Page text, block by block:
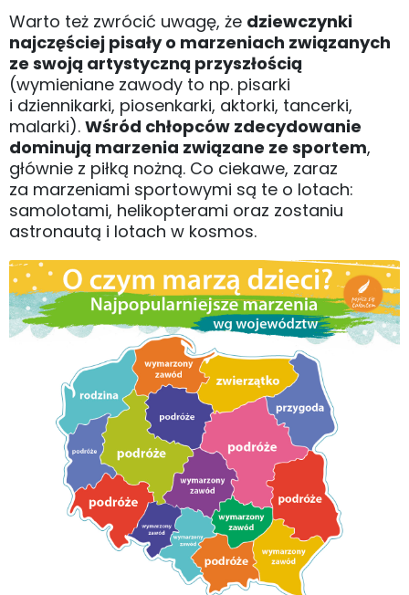
Warto też zwrócić uwagę, że dziewczynki
najczęściej pisały o marzeniach związanych
ze swoją artystyczną przyszłością
(wymieniane zawody to np. pisarki
i dziennikarki, piosenkarki, aktorki, tancerki,
malarki). Wśród chłopców zdecydowanie
dominują marzenia związane ze sportem,
głównie z piłką nożną. Co ciekawe, zaraz
za marzeniami sportowymi są te o lotach:
samolotami, helikopterami oraz zostaniu
astronautą i lotach w kosmos.